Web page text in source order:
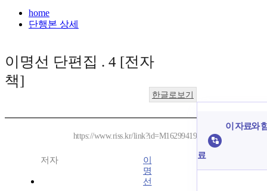
home
단행본 상세
이명선 단편집 . 4 [전자
책]
한글로보기
https://www.riss.kr/link?id=M16299419
저자
이
명
선
이 자료와
료